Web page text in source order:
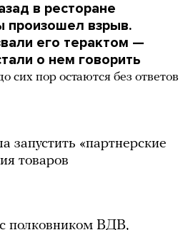
в ресторане
произошел взрыв.
его терактом —
о нем говорить
сих пор остаются без ответов
запустить «партнерские
товаров
полковником ВДВ,